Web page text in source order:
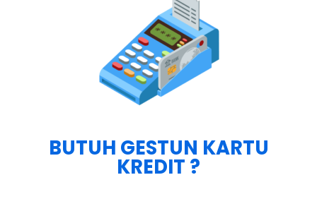
BUTUH GESTUN KARTU
KREDIT ?